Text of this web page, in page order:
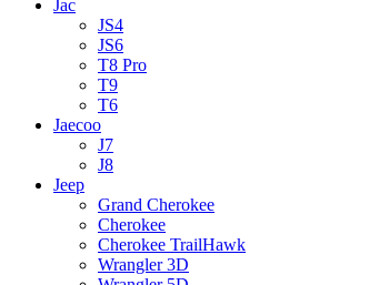
Jac
JS4
JS6
T8 Pro
T9
T6
Jaecoo
J7
J8
Jeep
Grand Cherokee
Cherokee
Cherokee TrailHawk
Wrangler 3D